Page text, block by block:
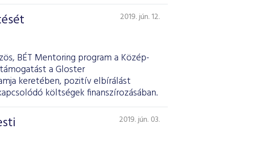
2019. jún. 12.
BÉT Mentoring program a Közép-
a Gloster
keretében, pozitív elbírálást
költségek finanszírozásában.
2019. jún. 03.